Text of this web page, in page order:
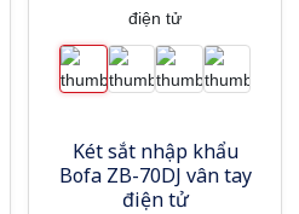
Két sắt nhập khẩu
Bofa ZB-70DJ vân tay
điện tử